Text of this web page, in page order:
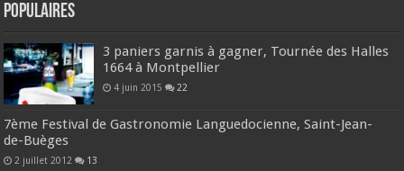
Populaires
3 paniers garnis à gagner, Tournée des Halles
1664 à Montpellier
4 juin 2015 22
7ème Festival de Gastronomie Languedocienne, Saint-Jean-
de-Buèges
2 juillet 2012 13